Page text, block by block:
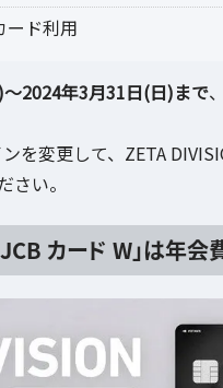
ード利用
2024年3月31日(日)まで
を変更して、ZETA
さい。
カード W」は年会